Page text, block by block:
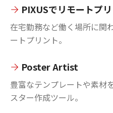
PIXUSでリモートプ
在宅勤務など働く場所に関
ートプリント。
Poster Artist
豊富なテンプレートや素材
スター作成ツール。